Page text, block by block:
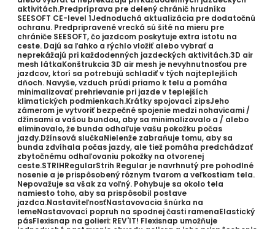
aktivitách.Predpríprava pre delený chránič hrudníka
SEESOFT CE-level 1Jednoduchá aktualizácia pre dodatočnú
ochranu. Predpripravené vrecká sú šité na mieru pre
chrániče SEESOFT, čo jazdcom poskytuje extra istotu na
ceste. Dajú sa ľahko a rýchlo vložiť alebo vybrať a
neprekážajú pri každodenných jazdeckých aktivitách.3D air
mesh látkaKonštrukcia 3D air mesh je nevyhnutnosťou pre
jazdcov, ktorí sa potrebujú schladiť v tých najteplejších
dňoch. Navyše, vzduch prúdi priamo k telu a pomáha
minimalizovať prehrievanie pri jazde v teplejších
klimatických podmienkach.Krátky spojovací zipsJeho
zámerom je vytvoriť bezpečné spojenie medzi nohavicami /
džínsami a vašou bundou, aby sa minimalizovalo a / alebo
eliminovalo, že bunda odhaľuje vašu pokožku počas
jazdy.Džínsová slučkaNielenže zabraňuje tomu, aby sa
bunda zdvíhala počas jazdy, ale tiež pomáha predchádzať
zbytočnému odhaľovaniu pokožky na otvorenej
ceste.STRIHRegularStrih Regular je navrhnutý pre pohodlné
nosenie a je prispôsobený rôznym tvarom a veľkostiam tela.
Nepovažuje sa však za voľný. Pohybuje sa okolo tela
namiesto toho, aby sa prispôsobil postave
jazdca.NastaviteľnosťNastavovacia šnúrka na
lemeNastavovací popruh na spodnej časti ramenaElastický
pásFlexisnap na golieri: REV'IT! Flexisnap umožňuje